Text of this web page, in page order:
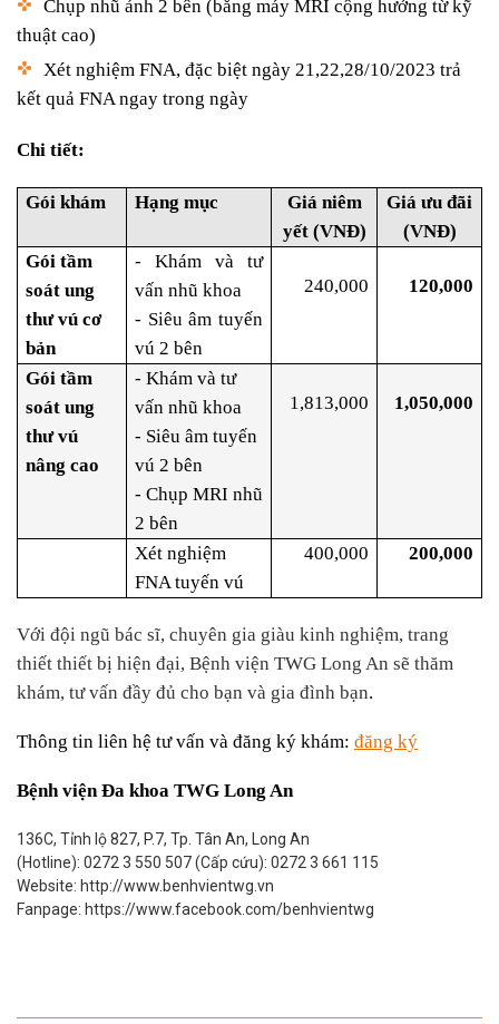
Chụp nhũ ảnh 2 bên (bằng máy MRI cộng hưởng từ kỹ
thuật cao)
Xét nghiệm FNA, đặc biệt ngày 21,22,28/10/2023 trả
kết quả FNA ngay trong ngày
Chi tiết:
Gói khám Hạng mục
Giá niêm
yết (VNĐ)
Giá ưu đãi
(VNĐ)
Gói tầm
soát ung
thư vúcơ
bản
- Khám và tư
vấn nhũ khoa
- Siêu âm tuyến
vú 2 bên
240,000 120,000
Gói tầm
soát ung
thư vú
nâng cao
- Khám và tư
vấn nhũ khoa
- Siêu âm tuyến
vú 2 bên
- Chụp MRI nhũ
2 bên
1,813,000 1,050,000
Xét nghiệm
FNA tuyến vú
400,000 200,000
Với đội ngũ bác sĩ, chuyên gia giàu kinh nghiệm, trang
thiết thiết bị hiện đại, Bệnh viện TWG Long An sẽ thăm
khám, tư vấn đầy đủ cho bạn và gia đình bạn.
Thông tin liên hệ tư vấn và đăng ký khám: đăng ký
Bệnh viện Đa khoa TWG Long An
136C, Tỉnh lộ 827, P.7, Tp. Tân An, Long An
(Hotline): 0272 3 550 507 (Cấp cứu): 0272 3 661 115
Website: http://www.benhvientwg.vn
Fanpage: https://www.facebook.com/benhvientwg